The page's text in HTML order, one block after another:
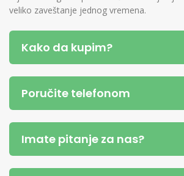
veliko zaveštanje jednog vremena.
Kako da kupim?
Poručite telefonom
Imate pitanje za nas?